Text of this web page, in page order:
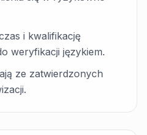
i kwalifikację
weryfikacji językiem.
ze zatwierdzonych